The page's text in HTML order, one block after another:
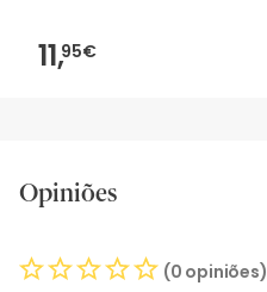
11,95€
Opiniões
(0 opiniões)